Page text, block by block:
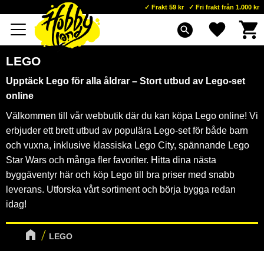
Meny
Frakt 59 kr Fri frakt från 1.000 kr
search Favoriter
LEGO
LEGO
Upptäck Lego för alla åldrar – Stort utbud av Lego-set
online
Välkommen till vår webbutik där du kan köpa Lego online! Vi
erbjuder ett brett utbud av populära Lego-set för både barn
och vuxna, inklusive klassiska Lego City, spännande Lego
Star Wars och många fler favoriter. Hitta dina nästa
byggäventyr här och köp Lego till bra priser med snabb
leverans. Utforska vårt sortiment och börja bygga redan
idag!